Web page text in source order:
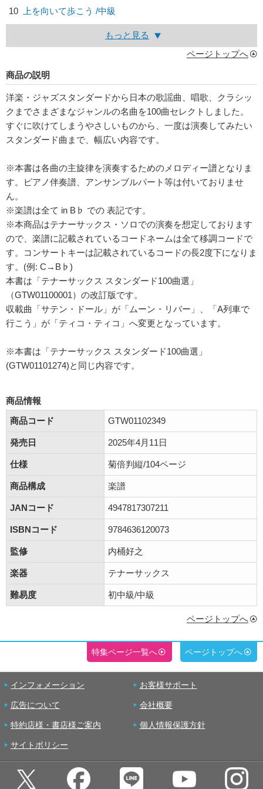
10
上を向いて歩こう /中級
もっと見る
ページトップへ
商品の説明
洋楽・ジャズスタンダードから日本の歌謡曲、唱歌、クラシッ
クまでさまざまなジャンルの名曲を100曲セレクトしました。
すぐに吹けてしまうやさしいものから、一度は演奏してみたい
スタンダード曲まで、幅広い内容です。
※本書は各曲の主旋律を演奏するためのメロディー譜となりま
す。ピアノ伴奏譜、アンサンブルパート等は付いておりませ
ん。
※楽譜は全て in B♭ での 表記です。
※本商品はテナーサックス・ソロでの演奏を想定しております
ので、楽譜に記載されているコードネームは全て移調コードで
す。コンサートキーは記載されているコードの長2度下になりま
す。(例: C→B♭)
本書は「テナーサックス スタンダード100曲選」
（GTW01100001）の改訂版です。
収載曲「サテン・ドール」が「ムーン・リバー」、「A列車で
行こう」が「ティコ・ティコ」へ変更となっています。
※本書は「テナーサックス スタンダード100曲選」
(GTW01101274)と同じ内容です。
商品情報
商品コード
GTW01102349
発売日 2025年4月11日
仕様 菊倍判縦/104ページ
商品構成 楽譜
JANコード 4947817307211
ISBNコード 9784636120073
監修 内桶好之
楽器 テナーサックス
難易度 初中級/中級
ページトップへ
特集ページ一覧へ ページトップへ
インフォメーション お客様サポート
広告について 会社概要
特約店様・書店様ご案内 個人情報保護方針
サイトポリシー